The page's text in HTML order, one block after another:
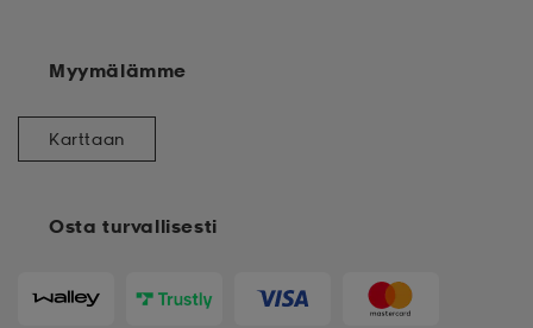
Osta turvallisesti
Myymälämme
Karttaan